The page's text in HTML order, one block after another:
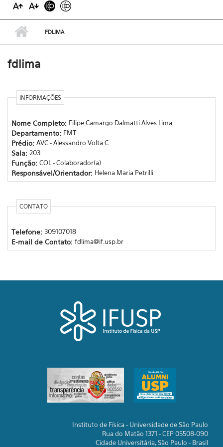
FDLIMA
fdlima
INFORMAÇÕES
Nome Completo: Filipe Camargo Dalmatti Alves Lima
Departamento: FMT
Prédio: AVC - Alessandro Volta C
Sala: 203
Função: COL - Colaborador(a)
Responsável/Orientador: Helena Maria Petrilli
CONTATO
Telefone: 309107018
E-mail de Contato: fdlima@if.usp.br
Instituto de Física - Universidade de São Paulo
Rua do Matão 1371 - CEP 05508-090
Cidade Universitária, São Paulo - Brasil